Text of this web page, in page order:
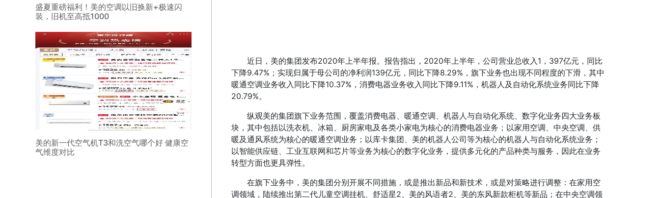
盛夏重磅福利！美的空调以旧换新+极速闪
装，旧机至高抵1000
美的新一代空气机T3和洗空气哪个好 健康空
气维度对比
近日，美的集团发布2020年上半年报。报告指出，2020年上半年，公司营业总收入1，397亿元，同比
下降9.47%；实现归属于母公司的净利润139亿元，同比下降8.29%，旗下业务也出现不同程度的下滑，其中
暖通空调业务收入同比下降10.37%，消费电器业务收入同比下降9.11%，机器人及自动化系统业务同比下降
20.79%。
纵观美的集团旗下业务范围，覆盖消费电器、暖通空调、机器人与自动化系统、数字化业务四大业务板
块，其中包括以洗衣机、冰箱、厨房家电及各类小家电为核心的消费电器业务；以家用空调、中央空调、供
暖及通风系统为核心的暖通空调业务；以库卡集团、美的机器人公司等为核心的机器人与自动化系统业务；
以智能供应链、工业互联网和芯片等业务为核心的数字化业务，提供多元化的产品种类与服务，因此在业务
转型方面也更具弹性。
在旗下业务中，美的集团分别开展不同措施，或是推出新品和新技术，或是对策略进行调整：在家用空
调领域，陆续推出第二代儿童空调挂机、舒适星2、美的风语者2、美的东风新款柜机等新品；在中央空调领